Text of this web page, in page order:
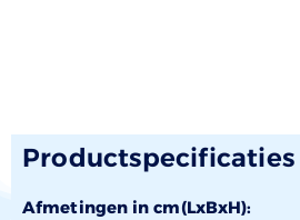
Productspecificaties
Afmetingen in cm(LxBxH):